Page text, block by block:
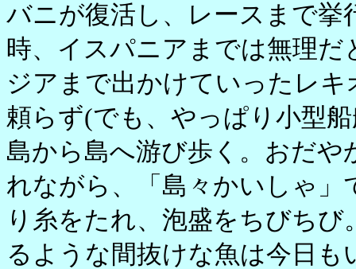
バニが復活し、レースまで挙
時、イスパニアまでは無理
ジアまで出かけていったレ
頼らず(でも、やっぱり小型
島から島へ游び歩く。おだ
れながら、「島々かいしゃ
り糸をたれ、泡盛をちびち
るような間抜けな魚は今日